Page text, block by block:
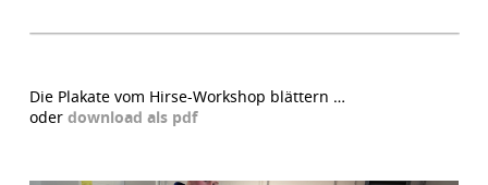
Die Plakate vom Hirse-Workshop blättern …
oder download als pdf